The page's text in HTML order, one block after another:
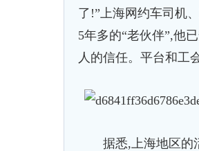
了!”上海网约车司机
5年多的“老伙伴”,他
人的信任。平台和工
据悉,上海地区的活